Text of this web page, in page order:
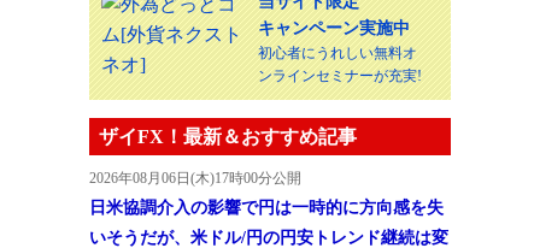
キャンペーン実施中
初心者にうれしい無料オ
ンラインセミナーが充実!
ザイFX！最新＆おすすめ記事
2026年08月06日(木)17時00分公開
日米協調介入の影響で円は一時的に方向感を失
いそうだが、米ドル/円の円安トレンド継続は変